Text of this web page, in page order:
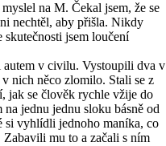
na M. Čekal jsem, že se
nechtěl, aby přišla. Nikdy
jsem loučení
autem v civilu. Vystoupili dva v
nich něco zlomilo. Stali se z
jak se člověk rychle vžije do
jednu jednu sloku básně od
si vyhlídli jednoho maníka, co
mu to a začali s ním